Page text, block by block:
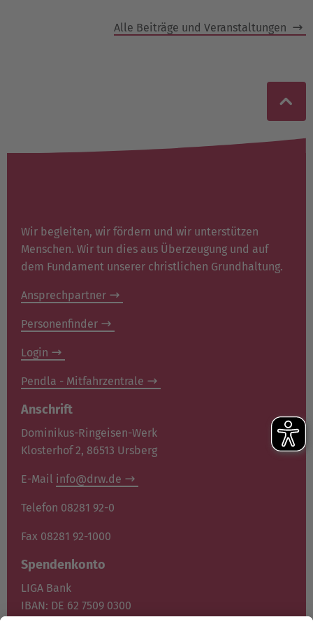
Alle Beiträge und Veranstaltungen
Wir begleiten, wir fördern und wir unterstützen
Menschen. Wir tun dies aus Überzeugung und auf
dem Fundament unserer christlichen Grundhaltung.
Ansprechpartner
Personenfinder
Login
Pendla - Mitfahrzentrale
Anschrift
Dominikus-Ringeisen-Werk
Klosterhof 2, 86513 Ursberg
E-Mail info@drw.de
Telefon 08281 92-0
Fax 08281 92-1000
Spendenkonto
LIGA Bank
IBAN: DE 62 7509 0300